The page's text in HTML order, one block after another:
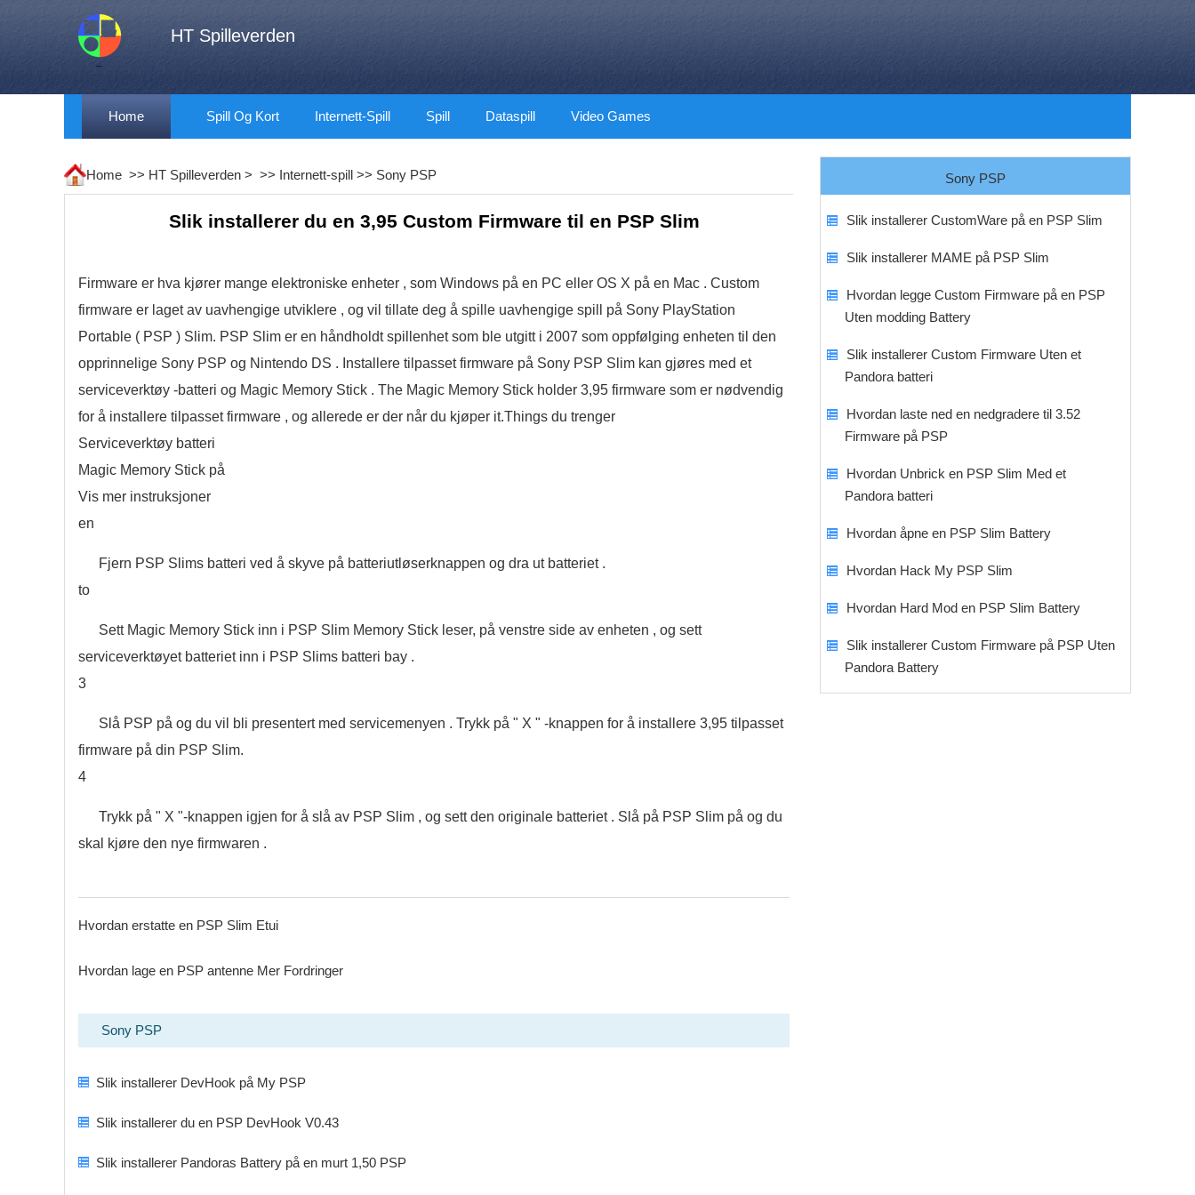
HT Spilleverden
Home Spill Og Kort Internett-Spill Spill Dataspill Video Games
Home >> HT Spilleverden > >> Internett-spill >> Sony PSP
Slik installerer du en 3,95 Custom Firmware til en PSP Slim
Firmware er hva kjører mange elektroniske enheter , som Windows på en PC eller OS X på en Mac . Custom
firmware er laget av uavhengige utviklere , og vil tillate deg å spille uavhengige spill på Sony PlayStation
Portable ( PSP ) Slim. PSP Slim er en håndholdt spillenhet som ble utgitt i 2007 som oppfølging enheten til den
opprinnelige Sony PSP og Nintendo DS . Installere tilpasset firmware på Sony PSP Slim kan gjøres med et
serviceverktøy -batteri og Magic Memory Stick . The Magic Memory Stick holder 3,95 firmware som er nødvendig
for å installere tilpasset firmware , og allerede er der når du kjøper it.Things du trenger
Serviceverktøy batteri
Magic Memory Stick på
Vis mer instruksjoner
en
Fjern PSP Slims batteri ved å skyve på batteriutløserknappen og dra ut batteriet .
to
Sett Magic Memory Stick inn i PSP Slim Memory Stick leser, på venstre side av enheten , og sett
serviceverktøyet batteriet inn i PSP Slims batteri bay .
3
Slå PSP på og du vil bli presentert med servicemenyen . Trykk på " X " -knappen for å installere 3,95 tilpasset
firmware på din PSP Slim.
4
Trykk på " X "-knappen igjen for å slå av PSP Slim , og sett den originale batteriet . Slå på PSP Slim på og du
skal kjøre den nye firmwaren .
Hvordan erstatte en PSP Slim Etui
Hvordan lage en PSP antenne Mer Fordringer
Sony PSP
Slik installerer DevHook på My PSP
Slik installerer du en PSP DevHook V0.43
Slik installerer Pandoras Battery på en murt 1,50 PSP
Sony PSP
Slik installerer CustomWare på en PSP Slim
Slik installerer MAME på PSP Slim
Hvordan legge Custom Firmware på en PSP
Uten modding Battery
Slik installerer Custom Firmware Uten et
Pandora batteri
Hvordan laste ned en nedgradere til 3.52
Firmware på PSP
Hvordan Unbrick en PSP Slim Med et
Pandora batteri
Hvordan åpne en PSP Slim Battery
Hvordan Hack My PSP Slim
Hvordan Hard Mod en PSP Slim Battery
Slik installerer Custom Firmware på PSP Uten
Pandora Battery